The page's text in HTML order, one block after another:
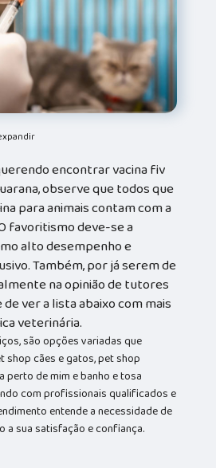
encontrar vacina fiv
observe que todos que
para animais contam com a
favoritismo deve-se a
alto desempenho e
Também, por já serem de
na opinião de tutores
ver a lista abaixo com mais
veterinária.
são opções variadas que
shop cães e gatos, pet shop
perto de mim e banho e tosa
com profissionais qualificados e
entende a necessidade de
a sua satisfação e confiança.